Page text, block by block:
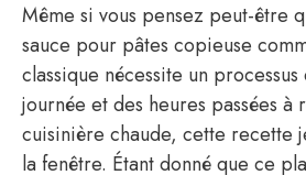
Même si vous pensez peut-être
sauce pour pâtes copieuse
classique nécessite un
journée et des heures passées à
cuisinière chaude, cette recette
la fenêtre. Étant donné que ce